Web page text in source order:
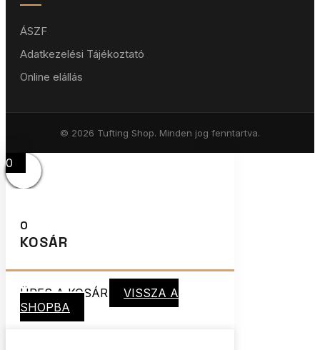
ÁSZF
Adatkezelési Tájékoztató
Online elállás
© 2026 Tufting Shop. Minden jog fenntartva.
0
0
KOSÁR
ÜRES A KOSÁR
VISSZA A
SHOPBA